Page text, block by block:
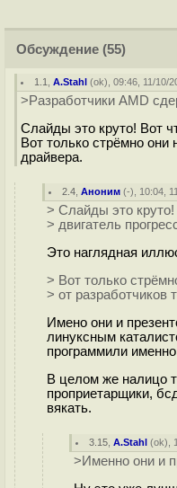
Обсуждение (55)
1.1 ,A.Stahl (ok), 09:46, 11/10/
>Разработчики AMD
Слайды это круто! Вот
Вот только стрёмно они
драйвера.
2.4 ,Аноним (-), 10:04,
> Слайды это
> двигатель
Это наглядная
> Вот только
> от разработчиков
Имено они и
линуксным
программили
В целом же налицо
проприетарщики,
вякать.
3.15 ,A.Stahl (ok),
>Именно они и